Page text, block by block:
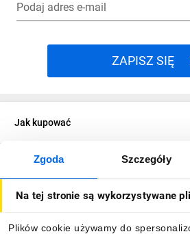
Zgoda Szczegóły
Na tej stronie są wykorzystywane
Plików cookie używamy do
Podaj adres e-mail
ZAPISZ SIĘ
Jak kupować
O firmie